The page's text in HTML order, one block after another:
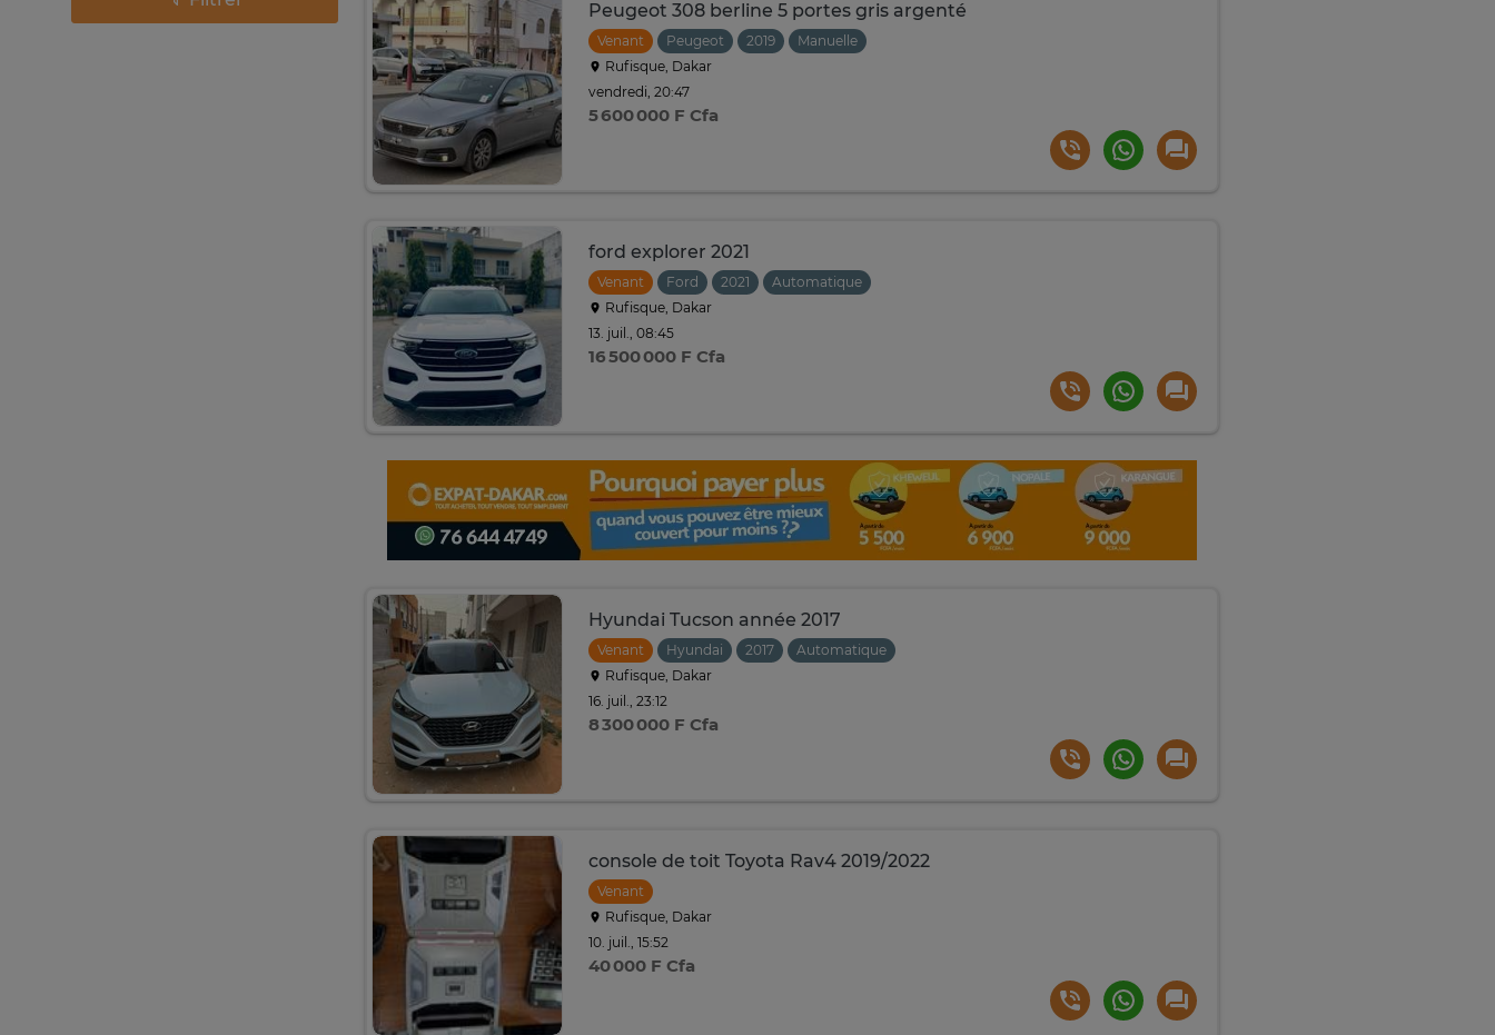
Peugeot 308 berline 5 portes gris argenté
Venant Peugeot 2019
Manuelle
Rufisque, Dakar
vendredi, 20:47
5 600 000 F Cfa
ford explorer 2021
Venant Ford 2021
Automatique
Rufisque, Dakar
13. juil., 08:45
16 500 000 F Cfa
Hyundai Tucson année 2017
Venant Hyundai 2017
Automatique
Rufisque, Dakar
16. juil., 23:12
8 300 000 F Cfa
console de toit Toyota Rav4 2019/2022
Venant
Rufisque, Dakar
10. juil., 15:52
40 000 F Cfa